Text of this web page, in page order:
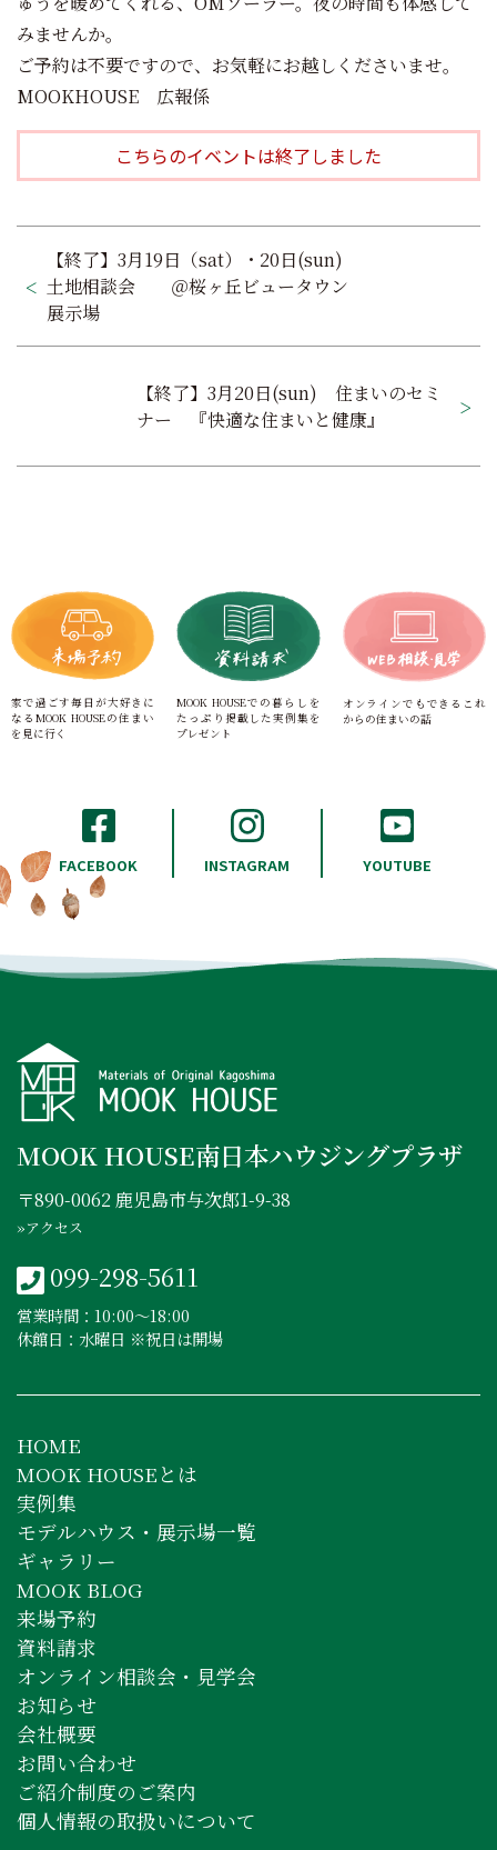
みませんか。
ご予約は不要ですので、お気軽にお越しくださいませ。
MOOKHOUSE 広報係
こちらのイベントは終了しました
稿
ナ
ー
ン
【終了】3月19日（sat）・20日(sun)
土地相談会 ＠桜ヶ丘ビュータウン
展示場
【終了】3月20日(sun) 住まいのセミ
ナー 『快適な住まいと健康』
家で過ごす毎日が大好きに
なるMOOK HOUSEの住まい
を見に行く
MOOK HOUSEでの暮らしを
たっぷり 掲載した実例集を
プレゼント
オンラインでもできる これ
からの住まいの話
FACEBOOK INSTAGRAM YOUTUBE
MOOK HOUSE南日本ハウジングプラザ
〒890-0062 鹿児島市与次郎1-9-38
»アクセス
099-298-5611
営業時間：10:00〜18:00
休館日：水曜日 ※祝日は開場
HOME
MOOK HOUSEとは
実例集
モデルハウス・展示場一覧
ギャラリー
MOOK BLOG
来場予約
資料請求
オンライン相談会・見学会
お知らせ
会社概要
お問い合わせ
ご紹介制度のご案内
個人情報の取扱いについて